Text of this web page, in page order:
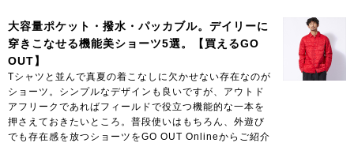
大容量ポケット・撥水・パッカブル。デイリーに
穿きこなせる機能美ショーツ5選。【買えるGO
OUT】
Tシャツと並んで真夏の着こなしに欠かせない存在なのが
ショーツ。シンプルなデザインも良いですが、アウトド
アフリークであればフィールドで役立つ機能的な一本を
押さえておきたいところ。普段使いはもちろん、外遊び
でも存在感を放つショーツをGO OUT Onlineからご紹介